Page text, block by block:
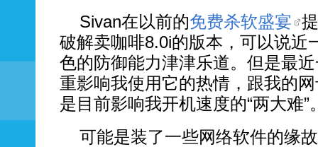
Sivan在以前的免费杀软盛宴
破解卖咖啡8.0i的版本，可以说近
色的防御能力津津乐道。但是最
重影响我使用它的热情，跟我的
是目前影响我开机速度的“两大难”
可能是装了一些网络软件的缘